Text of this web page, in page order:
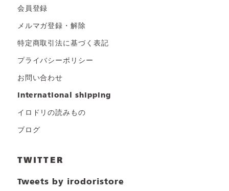
会員登録
メルマガ登録・解除
特定商取引法に基づく表記
プライバシーポリシー
お問い合わせ
international shipping
イロドリの読みもの
ブログ
TWITTER
Tweets by irodoristore